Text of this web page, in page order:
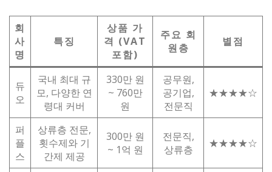
회
사
명
특징
상품 가
격 (VAT
포함)
주요 회
원층
별점
듀
오
국내 최대 규
모, 다양한 연
령대 커버
330만 원
~ 760만
원
공무원,
공기업,
전문직
★★★★☆
퍼
플
스
상류층 전문,
횟수제와 기
간제 제공
300만 원
~ 1억 원
전문직,
상류층
★★★★☆